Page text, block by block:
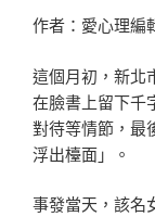
作者：愛心理編
這個月初，新北
在臉書上留下千
對待等情節，最
浮出檯面」。
事發當天，該名